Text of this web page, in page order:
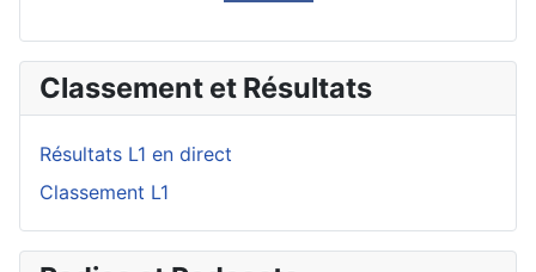
Classement et Résultats
Résultats L1 en direct
Classement L1